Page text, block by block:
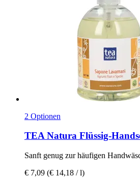
2 Optionen
TEA Natura Flüssig-​
Sanft genug zur häufigen
€ 7,09 (€ 14,18 / l)